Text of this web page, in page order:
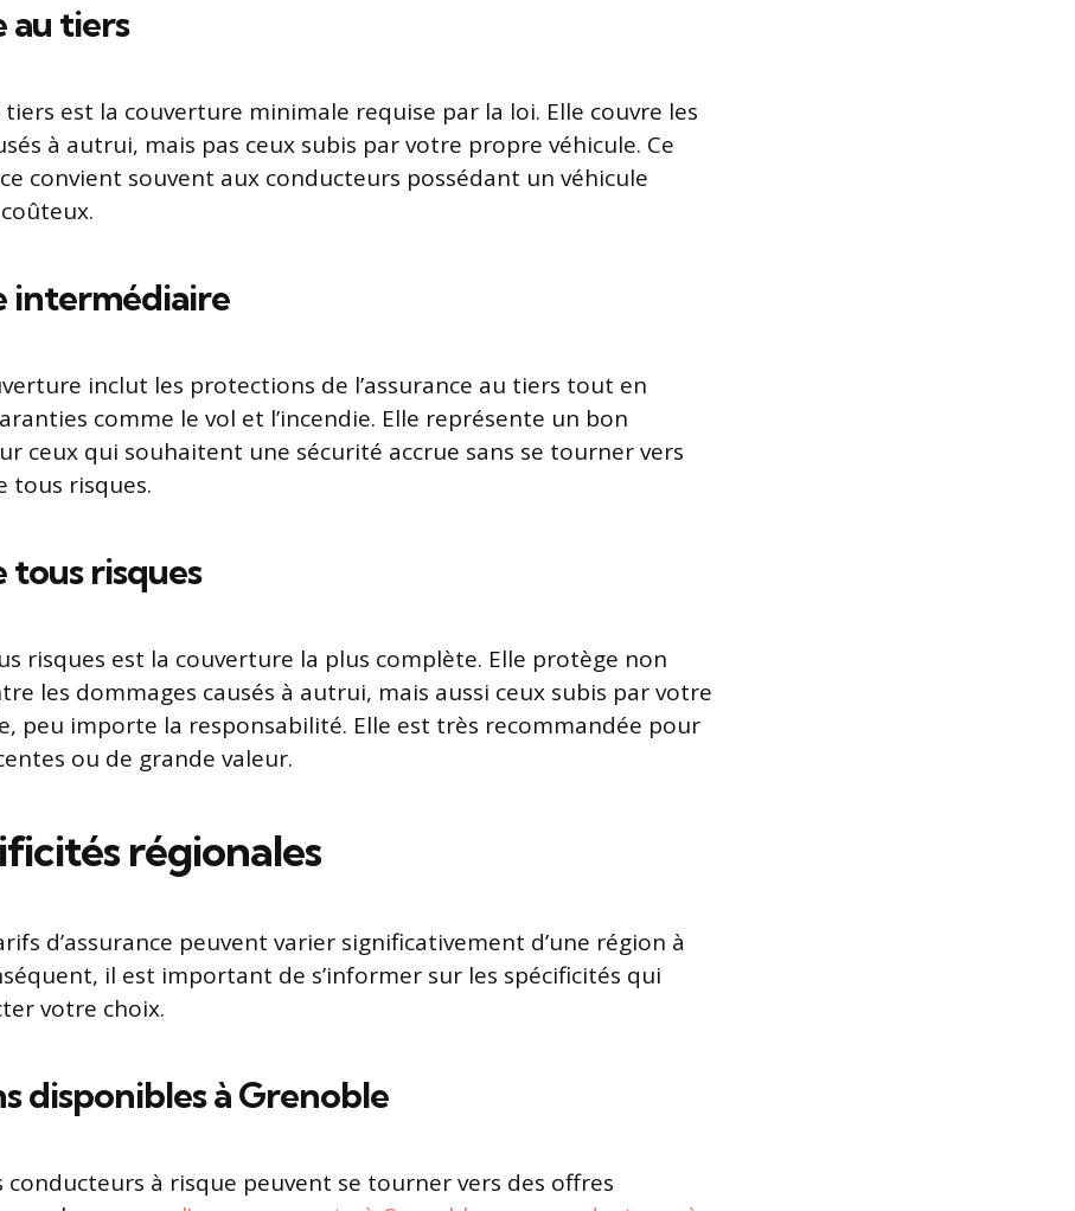
au tiers
tiers est la couverture minimale requise par la loi. Elle couvre les
à autrui, mais pas ceux subis par votre propre véhicule. Ce
convient souvent aux conducteurs possédant un véhicule
intermédiaire
inclut les protections de l’assurance au tiers tout en
comme le vol et l’incendie. Elle représente un bon
ceux qui souhaitent une sécurité accrue sans se tourner vers
tous risques.
tous risques
risques est la couverture la plus complète. Elle protège non
les dommages causés à autrui, mais aussi ceux subis par votre
peu importe la responsabilité. Elle est très recommandée pour
ou de grande valeur.
régionales
d’assurance peuvent varier significativement d’une région à
il est important de s’informer sur les spécificités qui
votre choix.
disponibles à Grenoble
conducteurs à risque peuvent se tourner vers des offres